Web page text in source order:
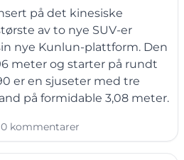
på det kinesiske
av to nye SUV-er
nye Kunlun-plattform. Den
meter og starter på rundt
er en sjuseter med tre
på formidable 3,08 meter.
0 kommentarer